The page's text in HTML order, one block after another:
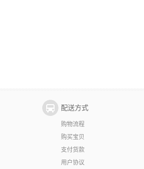
配送方式
购物流程
购买宝贝
支付货款
用户协议